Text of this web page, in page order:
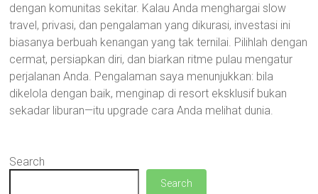
dengan komunitas sekitar. Kalau Anda menghargai slow
travel, privasi, dan pengalaman yang dikurasi, investasi ini
biasanya berbuah kenangan yang tak ternilai. Pilihlah dengan
cermat, persiapkan diri, dan biarkan ritme pulau mengatur
perjalanan Anda. Pengalaman saya menunjukkan: bila
dikelola dengan baik, menginap di resort eksklusif bukan
sekadar liburan—itu upgrade cara Anda melihat dunia.
Search
Search